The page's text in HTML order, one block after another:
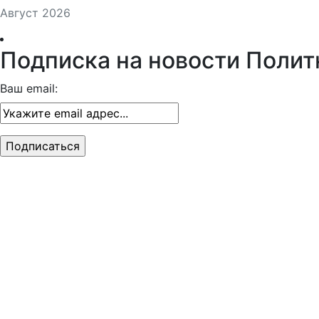
Август 2026
Подписка на новости
Ваш email: